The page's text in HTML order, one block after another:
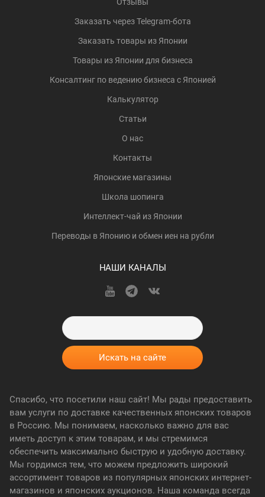
Отзывы
Заказать через Telegram-бота
Заказать товары из Японии
Товары из Японии для бизнеса
Консалтинг по ведению бизнеса с Японией
Калькулятор
Статьи
О нас
Контакты
Японские магазины
Школа шопинга
Интеллект-чай из Японии
Переводы в Японию и обмен иен на рубли
НАШИ КАНАЛЫ
Спасибо, что посетили наш сайт! Мы рады предоставить
вам услуги по доставке качественных японских товаров
в Россию. Мы понимаем, насколько важно для вас
иметь доступ к этим товарам, и мы стремимся
обеспечить максимально быструю и удобную доставку.
Мы гордимся тем, что можем предложить широкий
ассортимент товаров из популярных японских интернет-
магазинов и японских аукционов. Наша команда всегда